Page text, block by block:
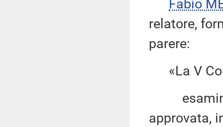
Fabio
relatore,
parere:
«La V
approvata,